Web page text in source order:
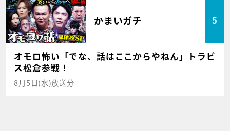
かまいガチ 5
オモロ怖い「でな、話はここからやねん」トラビ
ス松倉参戦！
8月5日(水)放送分